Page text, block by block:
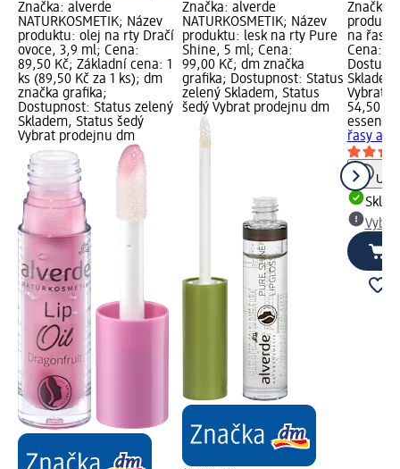
Značka: alverde
NATURKOSMETIK; Název
produktu: olej na rty Dračí
ovoce, 3,9 ml; Cena:
89,50 Kč; Základní cena: 1
ks (89,50 Kč za 1 ks); dm
značka grafika;
Dostupnost: Status zelený
Skladem, Status šedý
Vybrat prodejnu dm
Značka: alverde
NATURKOSMETIK; Název
produktu: lesk na rty Pure
Shine, 5 ml; Cena:
99,00 Kč; dm značka
grafika; Dostupnost: Status
zelený Skladem, Status
šedý Vybrat prodejnu dm
Značka:
na řasy
Cena:
Vybrat
54,50 Kč
essence
řasy a